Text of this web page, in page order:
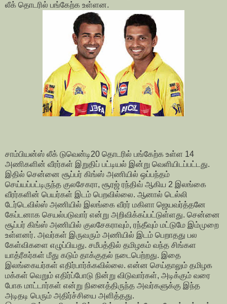
லீக் தொடரில் பங்கேற்க உள்ளன.
சாம்பியன்ஸ் லீக் டுவென்டி20 தொடரில் பங்கேற்க உள்ள 14
அணிகளின் வீரர்கள் இறுதிப் பட்டியல் இன்று வெளியிடப்பட்டது.
இதில் சென்னை சூப்பர் கிங்ஸ் அணியில் ஒப்பந்தம்
செய்யப்பட்டிருந்த குலசேகரா, சூரஜ் ரந்திவ் ஆகிய 2 இலங்கை
வீரர்களின் பெயர்கள் இடம் பெறவில்லை. ஆனால் டெல்லி
டேர்டெவில்ஸ் அணியில் இலங்கை வீரர் மகிளா ஜெயவர்த்தனே
கேப்டனாக செயல்படுவார் என்று அறிவிக்கப்பட்டுள்ளது. சென்னை
சூப்பர் கிங்ஸ் அணியில் குலசேகராவும், ரந்தீவும் மட்டுமே இம்முறை
உள்ளனர். அவர்கள் இருவரும் அணியில் இடம் பெறாதது பல
கேள்விகளை எழுப்பியது. சமீபத்தில் தமிழகம் வந்த சிங்கள
யாத்ரீகர்கள் மீது கடும் தாக்குதல் நடைபெற்றது. இதை
இலங்கையர்கள் எதிர்பார்க்கவில்லை. என்ன செய்தாலும் தமிழக
மக்கள் வெறும் எதிர்ப்போடு நின்று விடுவார்கள், அடிக்கும் வரை
போக மாட்டார்கள் என்று நினைத்திருந்த அவர்களுக்கு இந்த
அடிதடி பெரும் அதிர்ச்சியை அளித்தது.